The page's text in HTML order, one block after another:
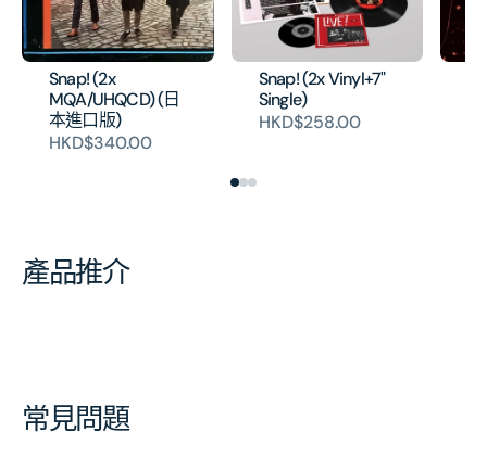
Snap! (2x
MQA/UHQCD) (日
本進口版)
HKD$340.00
Snap! (2x Vinyl+7"
Single)
HKD$258.00
產品推介
常見問題